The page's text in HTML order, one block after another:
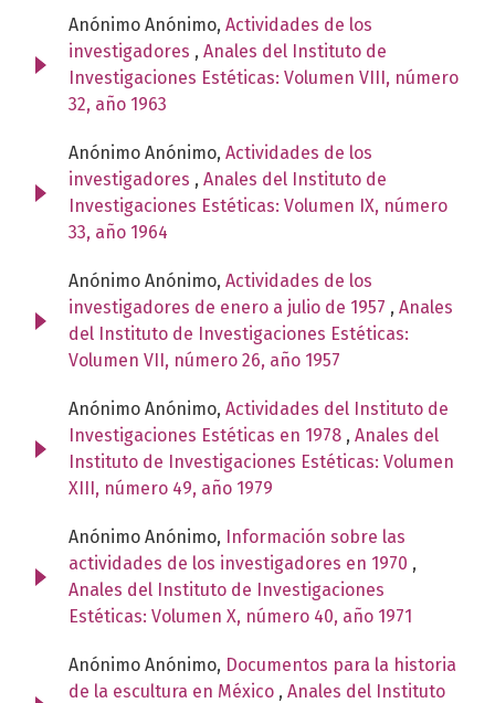
Anónimo Anónimo, Actividades de los
investigadores , Anales del Instituto de
Investigaciones Estéticas: Volumen VIII, número
32, año 1963
Anónimo Anónimo, Actividades de los
investigadores , Anales del Instituto de
Investigaciones Estéticas: Volumen IX, número
33, año 1964
Anónimo Anónimo, Actividades de los
investigadores de enero a julio de 1957 , Anales
del Instituto de Investigaciones Estéticas:
Volumen VII, número 26, año 1957
Anónimo Anónimo, Actividades del Instituto de
Investigaciones Estéticas en 1978 , Anales del
Instituto de Investigaciones Estéticas: Volumen
XIII, número 49, año 1979
Anónimo Anónimo, Información sobre las
actividades de los investigadores en 1970 ,
Anales del Instituto de Investigaciones
Estéticas: Volumen X, número 40, año 1971
Anónimo Anónimo, Documentos para la historia
de la escultura en México , Anales del Instituto